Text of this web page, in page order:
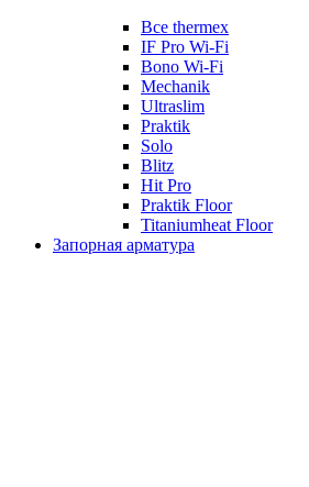
Все thermex
IF Pro Wi-Fi
Bono Wi-Fi
Mechanik
Ultraslim
Praktik
Solo
Blitz
Hit Pro
Praktik Floor
Titaniumheat Floor
Запорная арматура